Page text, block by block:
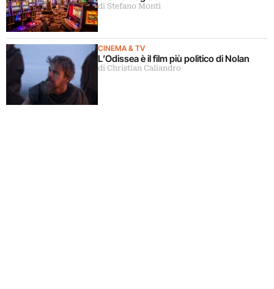
di Stefano Monti
CINEMA & TV
L’Odissea è il film più politico di Nolan
di Christian Caliandro